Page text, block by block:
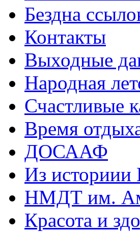
Бездна
Контакты
Выходные
Народная
Счастливые
Время
ДОСААФ
Из историии
НМДТ им.
Красота и